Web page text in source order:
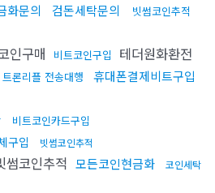
화문의 검돈세탁문의 빗썸코인추적
인구매 비트코인구입 테더원화환전
트론리플 전송대행 휴대폰결제비트구입
비트코인카드구입
구입 빗썸코인추적
썸코인추적 모든코인현금화
코인세탁